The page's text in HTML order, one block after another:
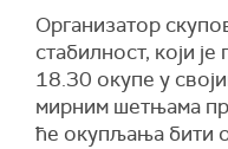
Организатор
стабилност, који
18.30 окупе у
мирним шетњама
ће окупљања бити